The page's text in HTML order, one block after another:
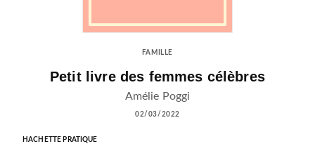
FAMILLE
Petit livre des femmes célèbres
Amélie Poggi
02/03/2022
HACHETTE PRATIQUE